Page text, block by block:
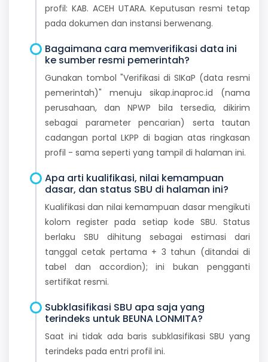
profil: KAB. ACEH UTARA. Keputusan resmi tetap
pada dokumen dan instansi berwenang.
Bagaimana cara memverifikasi data ini
ke sumber resmi pemerintah?
Gunakan tombol "Verifikasi di SIKaP (data resmi
pemerintah)" menuju sikap.inaproc.id (nama
perusahaan, dan NPWP bila tersedia, dikirim
sebagai parameter pencarian) serta tautan
cadangan portal LKPP di bagian atas ringkasan
profil - sama seperti yang tampil di halaman ini.
Apa arti kualifikasi, nilai kemampuan
dasar, dan status SBU di halaman ini?
Kualifikasi dan nilai kemampuan dasar mengikuti
kolom register pada setiap kode SBU. Status
berlaku SBU dihitung sebagai estimasi dari
tanggal cetak pertama + 3 tahun (ditandai di
tabel dan accordion); ini bukan pengganti
sertifikat resmi.
Subklasifikasi SBU apa saja yang
terindeks untuk BEUNA LONMITA?
Saat ini tidak ada baris subklasifikasi SBU yang
terindeks pada entri profil ini.